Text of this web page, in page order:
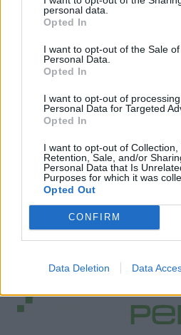
personal data.
Opted In
I want to opt-out of the Sale
Personal Data.
Opted In
I want to opt-out of
Personal Data for Targeted
Opted In
I want to opt-out of Collection,
Retention, Sale, and/or
Personal Data that Is
Purposes for which it was
Opted Out
CONFIRM
Data Deletion Data
Από το ΑΠΕ-ΜΠΕ
Facebook
Twitter
ΚΙΝΗΤΟ